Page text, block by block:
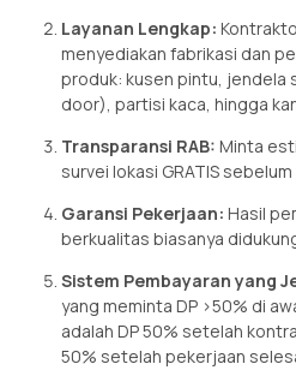
Layanan Lengkap:
menyediakan fabrikasi dan
produk: kusen pintu, jendela
door), partisi kaca, hingga
Transparansi RAB: Minta
survei lokasi GRATIS
Garansi Pekerjaan: Hasil
berkualitas biasanya
Sistem Pembayaran yang
yang meminta DP >50% di
adalah DP 50% setelah
50% setelah pekerjaan